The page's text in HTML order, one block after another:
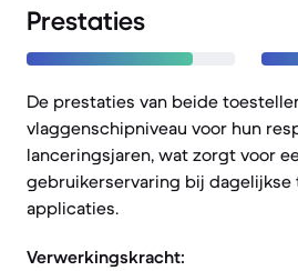
Prestaties
De prestaties van beide
vlaggenschipniveau voor hun
lanceringsjaren, wat zorgt voor
gebruikerservaring bij dagelijkse
applicaties.
Verwerkingskracht: